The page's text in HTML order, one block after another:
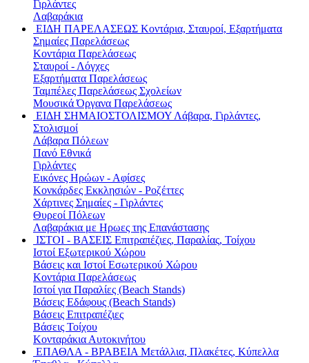
Γιρλάντες
Λαβαράκια
ΕΙΔΗ ΠΑΡΕΛΑΣΕΩΣ Κοντάρια, Σταυροί, Εξαρτήματα
Σημαίες Παρελάσεως
Κοντάρια Παρελάσεως
Σταυροί - Λόγχες
Εξαρτήματα Παρελάσεως
Ταμπέλες Παρελάσεως Σχολείων
Μουσικά Όργανα Παρελάσεως
ΕΙΔΗ ΣΗΜΑΙΟΣΤΟΛΙΣΜΟΥ Λάβαρα, Γιρλάντες,
Στολισμοί
Λάβαρα Πόλεων
Πανό Εθνικά
Γιρλάντες
Εικόνες Ηρώων - Αφίσες
Κονκάρδες Εκκλησιών - Ροζέττες
Χάρτινες Σημαίες - Γιρλάντες
Θυρεοί Πόλεων
Λαβαράκια με Ηρωες της Επανάστασης
ΙΣΤΟΙ - ΒΑΣΕΙΣ Επιτραπέζιες, Παραλίας, Τοίχου
Ιστοί Εξωτερικού Χώρου
Βάσεις και Ιστοί Εσωτερικού Χώρου
Κοντάρια Παρελάσεως
Ιστοί για Παραλίες (Beach Stands)
Βάσεις Εδάφους (Beach Stands)
Βάσεις Επιτραπέζιες
Βάσεις Τοίχου
Κονταράκια Αυτοκινήτου
ΕΠΑΘΛΑ - ΒΡΑΒΕΙΑ Μετάλλια, Πλακέτες, Κύπελλα